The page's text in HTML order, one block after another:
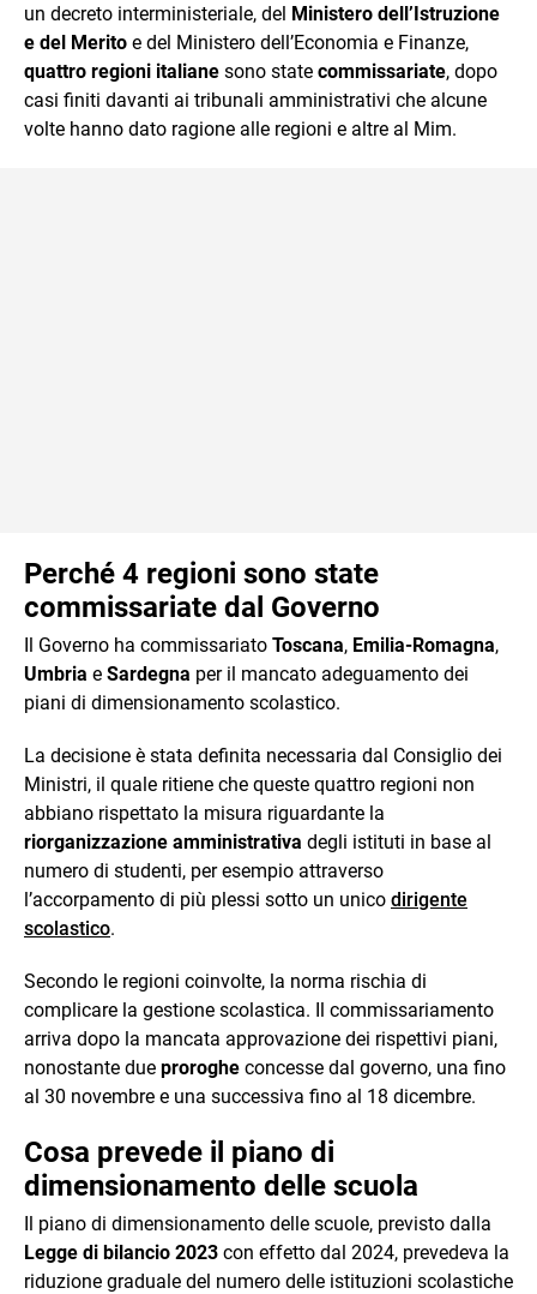
un decreto interministeriale, del Ministero dell’Istruzione
e del Merito e del Ministero dell’Economia e Finanze,
quattro regioni italiane sono state commissariate, dopo
casi finiti davanti ai tribunali amministrativi che alcune
volte hanno dato ragione alle regioni e altre al Mim.
Perché 4 regioni sono state
commissariate dal Governo
Il Governo ha commissariato Toscana, Emilia-Romagna,
Umbria e Sardegna per il mancato adeguamento dei
piani di dimensionamento scolastico.
La decisione è stata definita necessaria dal Consiglio dei
Ministri, il quale ritiene che queste quattro regioni non
abbiano rispettato la misura riguardante la
riorganizzazione amministrativa degli istituti in base al
numero di studenti, per esempio attraverso
l’accorpamento di più plessi sotto un unico dirigente
scolastico.
Secondo le regioni coinvolte, la norma rischia di
complicare la gestione scolastica. Il commissariamento
arriva dopo la mancata approvazione dei rispettivi piani,
nonostante due proroghe concesse dal governo, una fino
al 30 novembre e una successiva fino al 18 dicembre.
Cosa prevede il piano di
dimensionamento delle scuola
Il piano di dimensionamento delle scuole, previsto dalla
Legge di bilancio 2023 con effetto dal 2024, prevedeva la
riduzione graduale del numero delle istituzioni scolastiche